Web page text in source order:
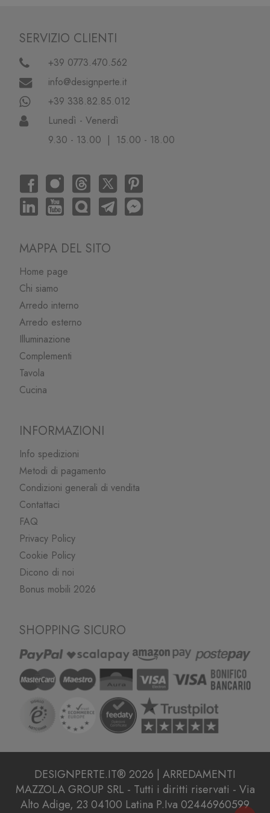
SERVIZIO CLIENTI
+39 0773.470.562
info@designperte.it
+39 338.82.85.012
Lunedì - Venerdì
9.30 - 13.00 | 15.00 - 18.00
MAPPA DEL SITO
Home page
Chi siamo
Arredo interno
Arredo esterno
Illuminazione
Complementi
Tavola
Cucina
INFORMAZIONI
Info spedizioni
Metodi di pagamento
Condizioni generali di vendita
Contattaci
FAQ
Privacy Policy
Cookie Policy
Dicono di noi
Bonus mobili 2026
SHOPPING SICURO
DESIGNPERTE.IT® 2026 | ARREDAMENTI
MAZZOLA GROUP SRL - Tutti i diritti riservati - Via
Alto Adige, 23 04100 Latina P.Iva 02446960599